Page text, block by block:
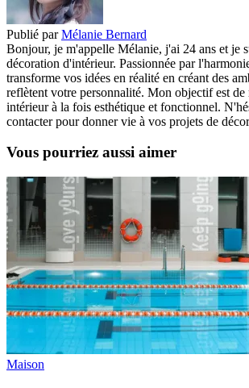
Publié par Mélanie Bernard
Bonjour, je m'appelle Mélanie, j'ai 24 ans et je
décoration d'intérieur. Passionnée par
transforme vos idées en réalité en créant des
reflètent votre personnalité. Mon objectif est de
intérieur à la fois esthétique et fonctionnel.
contacter pour donner vie à vos projets de
Vous pourriez aussi aimer
Maison